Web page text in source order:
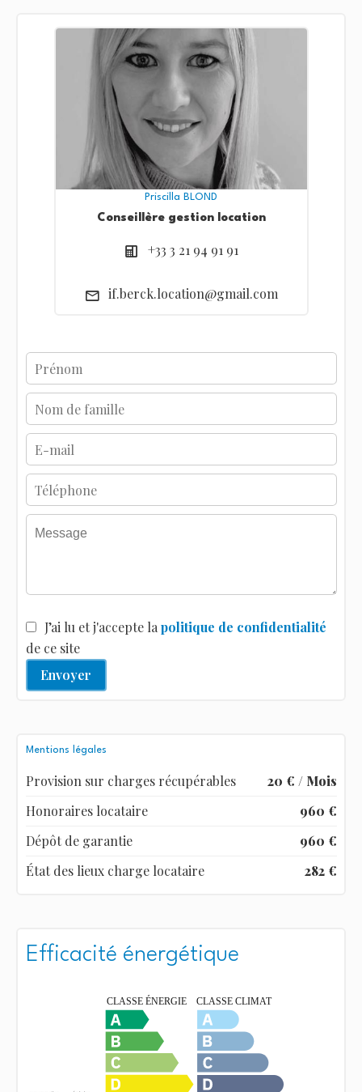
Priscilla BLOND
Conseillère gestion location
+33 3 21 94 91 91
if.berck.location@gmail.com
J’ai lu et j'accepte lapolitique de confidentialité
de ce site
Envoyer
Mentions légales
Provision sur charges récupérables
20 € / Mois
Honoraires locataire
960 €
Dépôt de garantie
960 €
État des lieux charge locataire
282 €
Efficacité énergétique